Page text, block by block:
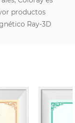
productos
Ray-3D